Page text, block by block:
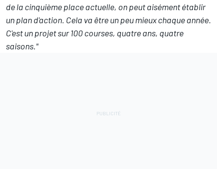
de la cinquième place actuelle, on peut aisément établir
un plan d'action. Cela va être un peu mieux chaque année.
C'est un projet sur 100 courses, quatre ans, quatre
saisons."